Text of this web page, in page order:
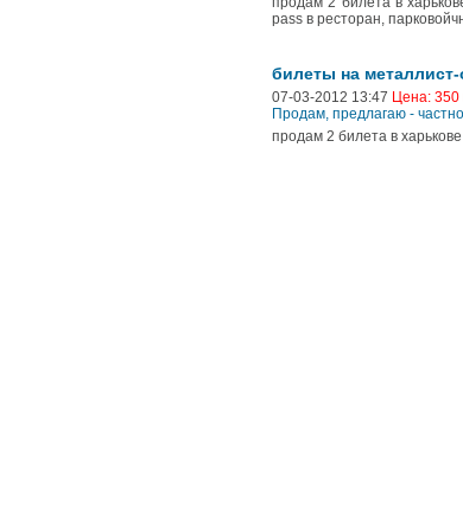
pass в ресторан,
билеты на
07-03-2012 13:47 Цена: 350
Продам, предлагаю -
продам 2 билета в